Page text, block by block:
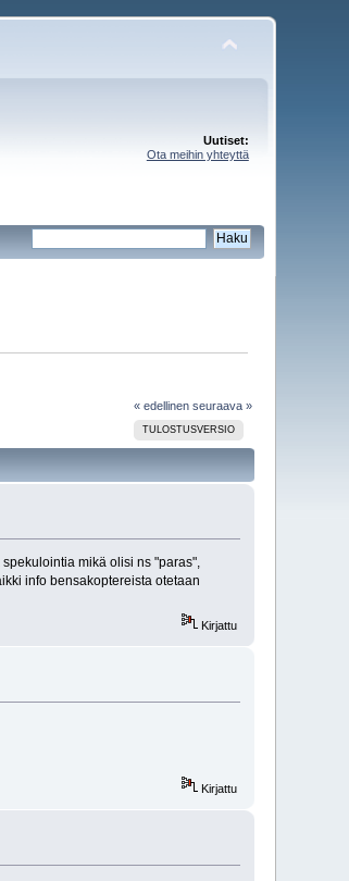
Uutiset:
Ota meihin yhteyttä
« edellinen seuraava »
TULOSTUSVERSIO
mikä olisi ns "paras",
info bensakoptereista otetaan
Kirjattu
Kirjattu